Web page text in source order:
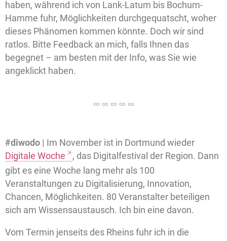
haben, während ich von Lank-Latum bis Bochum-
Hamme fuhr, Möglichkeiten durchgequatscht, woher
dieses Phänomen kommen könnte. Doch wir sind
ratlos. Bitte Feedback an mich, falls Ihnen das
begegnet – am besten mit der Info, was Sie wie
angeklickt haben.
#diwodo | Im November ist in Dortmund wieder
Digitale Woche
, das Digitalfestival der Region. Dann
gibt es eine Woche lang mehr als 100
Veranstaltungen zu Digitalisierung, Innovation,
Chancen, Möglichkeiten. 80 Veranstalter beteiligen
sich am Wissensaustausch. Ich bin eine davon.
Vom Termin jenseits des Rheins fuhr ich in die